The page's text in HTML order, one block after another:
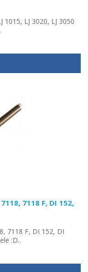
1015, LJ 3020, LJ 3050
7118 F, DI 152,
7118 F, DI 152, DI
:D..